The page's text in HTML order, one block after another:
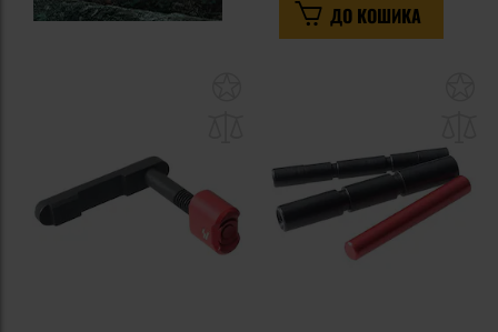
ДО КОШИКА
уподобань